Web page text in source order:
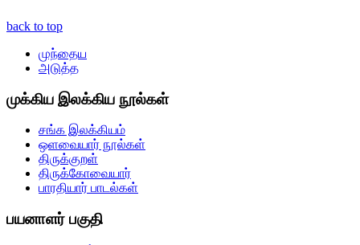
back to top
முந்தைய
அடுத்த
முக்கிய இலக்கிய நூல்கள்
சங்க இலக்கியம்
ஒளவையார் நூல்கள்
திருக்குறள்
திருக்கோவையார்
பாரதியார் பாடல்கள்
பயனாளர் பகுதி